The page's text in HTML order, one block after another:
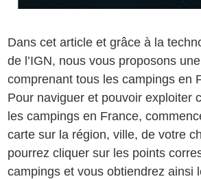
Dans cet article et grâce à la
de l’IGN, nous vous proposons
comprenant tous les campings en
Pour naviguer et pouvoir exploiter
les campings en France,
carte sur la région, ville, de votre
pourrez cliquer sur les points
campings et vous obtiendrez ainsi